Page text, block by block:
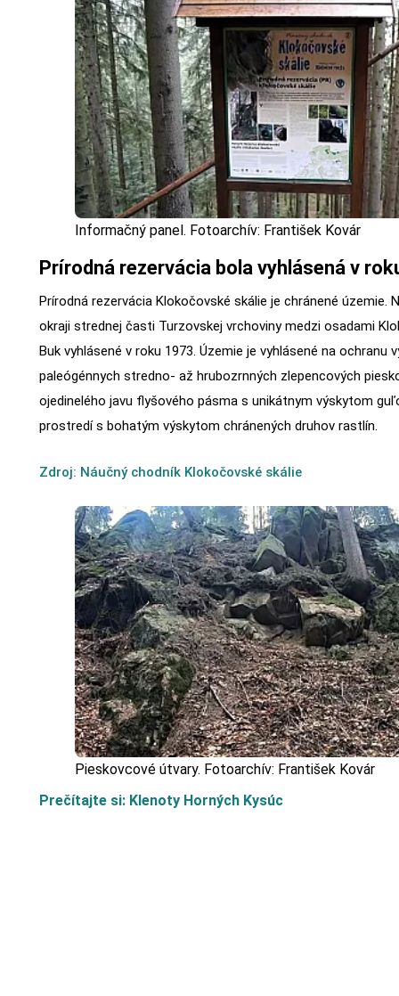
Informačný panel. Fotoarchív: František Kovár
Prírodná rezervácia bola vyhlásená v
Prírodná rezervácia Klokočovské skálie je chránené územie.
okraji strednej časti Turzovskej vrchoviny medzi osadami
Buk vyhlásené v roku 1973. Územie je vyhlásené na ochranu
paleógénnych stredno- až hrubozrnných zlepencových
ojedinelého javu flyšového pásma s unikátnym výskytom
prostredí s bohatým výskytom chránených druhov rastlín.
Zdroj: Náučný chodník Klokočovské skálie
Pieskovcové útvary. Fotoarchív: František Kovár
Prečítajte si: Klenoty Horných Kysúc